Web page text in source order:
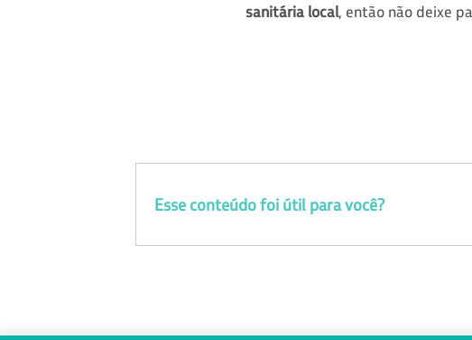
sanitária local, então não deixe
Esse conteúdo foi útil para você?